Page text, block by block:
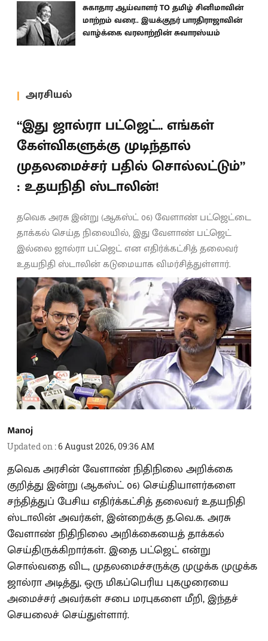
சுகாதார ஆய்வாளர் TO தமிழ் சினிமாவின்
மாற்றம் வரை.. இயக்குநர் பாரதிராஜாவின்
வாழ்க்கை வரலாற்றின் சுவாரஸ்யம்
அரசியல்
“இது ஜால்ரா பட்ஜெட்.. எங்கள்
கேள்விகளுக்கு முடிந்தால்
முதலமைச்சர் பதில் சொல்லட்டும்”
: உதயநிதி ஸ்டாலின்!
தவெக அரசு இன்று (ஆகஸ்ட் 06) வேளாண் பட்ஜெட்டை
தாக்கல் செய்த நிலையில், இது வேளாண் பட்ஜெட்
இல்லை ஜால்ரா பட்ஜெட் என எதிர்க்கட்சித் தலைவர்
உதயநிதி ஸ்டாலின் கடுமையாக விமர்சித்துள்ளார்.
Manoj
Updated on :6 August 2026, 09:36 AM
தவெக அரசின் வேளாண் நிதிநிலை அறிக்கை
குறித்து இன்று (ஆகஸ்ட் 06) செய்தியாளர்களை
சந்தித்துப் பேசிய எதிர்க்கட்சித் தலைவர் உதயநிதி
ஸ்டாலின் அவர்கள், இன்றைக்கு த.வெ.க. அரசு
வேளாண் நிதிநிலை அறிக்கையைத் தாக்கல்
செய்திருக்கிறார்கள். இதை பட்ஜெட் என்று
சொல்வதை விட, முதலமைச்சருக்கு முழுக்க முழுக்க
ஜால்ரா அடித்து, ஒரு மிகப்பெரிய புகழுரையை
அமைச்சர் அவர்கள் சபை மரபுகளை மீறி, இந்தச்
செயலைச் செய்துள்ளார்.